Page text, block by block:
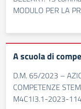
MODULO PER LA
A scuola di
D.M. 65/2023 –
COMPETENZE
M4C1I3.1-2023-